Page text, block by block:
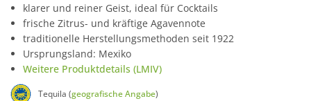
klarer und reiner Geist, ideal für Cocktails
frische Zitrus- und kräftige Agavennote
traditionelle Herstellungsmethoden seit 1922
Ursprungsland: Mexiko
Weitere Produktdetails (LMIV)
Tequila (geografische Angabe)